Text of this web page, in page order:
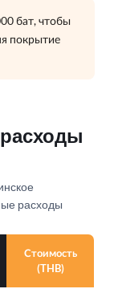
бат, чтобы
покрытие
расходы
Стоимость
(THB)